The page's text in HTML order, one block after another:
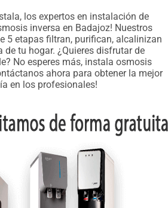
los expertos en instalación de
inversa en Badajoz! Nuestros
5 etapas filtran, purifican, alcalinizan
de tu hogar. ¿Quieres disfrutar de
No esperes más, instala osmosis
ahora para obtener la mejor
en los profesionales!